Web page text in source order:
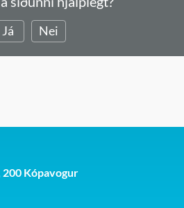
Já Nei
Kópavogur